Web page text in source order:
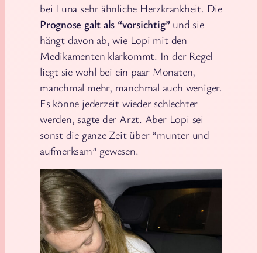
bei Luna sehr ähnliche Herzkrankheit. Die
Prognose galt als “vorsichtig”und sie
hängt davon ab, wie Lopi mit den
Medikamenten klarkommt. In der Regel
liegt sie wohl bei ein paar Monaten,
manchmal mehr, manchmal auch weniger.
Es könne jederzeit wieder schlechter
werden, sagte der Arzt. Aber Lopi sei
sonst die ganze Zeit über “munter und
aufmerksam” gewesen.